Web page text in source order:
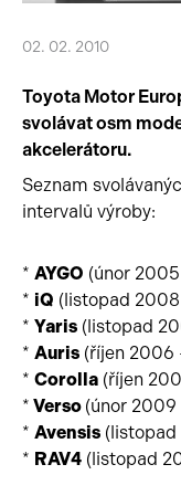
02. 02. 2010
Toyota Motor
svolávat osm
akcelerátoru.
Seznam
intervalů výroby:
* AYGO (únor
* iQ (listopad
* Yaris (listopad
* Auris (říjen 2006
* Corolla (říjen
* Verso (únor 2009
* Avensis
* RAV4 (listopad